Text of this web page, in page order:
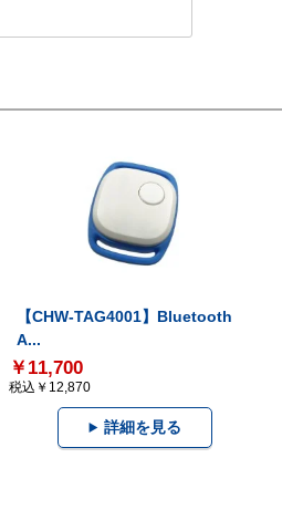
【CHW-TAG4001】Bluetooth
A...
￥11,700
税込￥12,870
詳細を見る